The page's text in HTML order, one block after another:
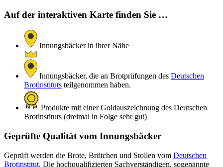
Auf der interaktiven Karte finden Sie …
Innungsbäcker in ihrer Nähe
Innungsbäcker, die an Brotprüfungen des Deutschen
Brotinstituts teilgenommen haben.
Produkte mit einer Goldauszeichnung des Deutschen
Brotinstituts (dreimal in Folge sehr gut)
Geprüfte Qualität vom Innungsbäcker
Geprüft werden die Brote, Brötchen und Stollen vom Deutschen
Brotinstitut. Die hochqualifizierten Sachverständigen, sogenannte